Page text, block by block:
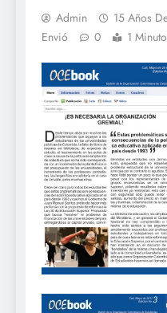
Admin
15 Años
Envió
0 1